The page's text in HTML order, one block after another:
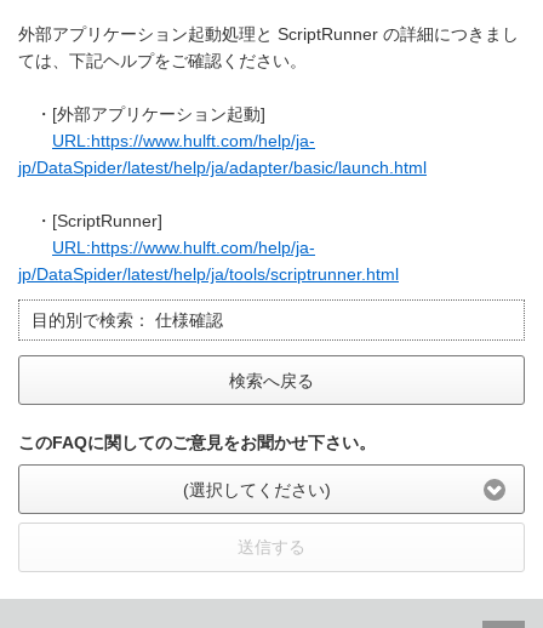
外部アプリケーション起動処理と ScriptRunner の詳細につきまし
ては、下記ヘルプをご確認ください。
・[外部アプリケーション起動]
URL:https://www.hulft.com/help/ja-
jp/DataSpider/latest/help/ja/adapter/basic/launch.html
・[ScriptRunner]
URL:https://www.hulft.com/help/ja-
jp/DataSpider/latest/help/ja/tools/scriptrunner.html
目的別で検索： 仕様確認
検索へ戻る
このFAQに関してのご意見をお聞かせ下さい。
(選択してください)
送信する